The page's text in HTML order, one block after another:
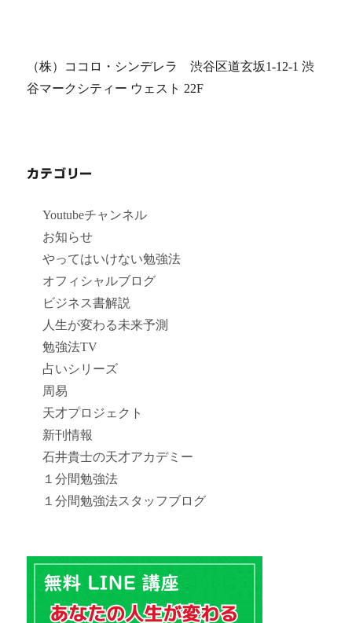
（株）ココロ・シンデレラ 渋谷区道玄坂1-12-1 渋
谷マークシティー ウェスト 22F
カテゴリー
Youtubeチャンネル
お知らせ
やってはいけない勉強法
オフィシャルブログ
ビジネス書解説
人生が変わる未来予測
勉強法TV
占いシリーズ
周易
天才プロジェクト
新刊情報
石井貴士の天才アカデミー
１分間勉強法
１分間勉強法スタッフブログ